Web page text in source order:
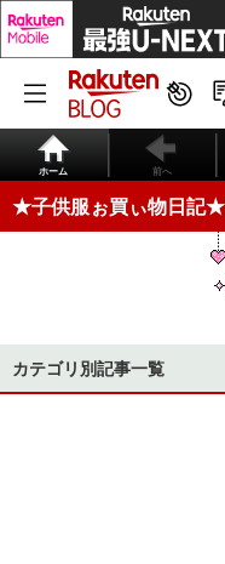
ホーム 前へ
★子供服ぉ買ぃ物日
カテゴリ別記事一覧